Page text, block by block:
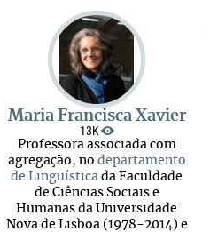
Maria Francisca Xavier
13K
Professora associada com
agregação, no departamento
de Linguística da Faculdade
de Ciências Sociais e
Humanas da Universidade
Nova de Lisboa (1978-2014) e